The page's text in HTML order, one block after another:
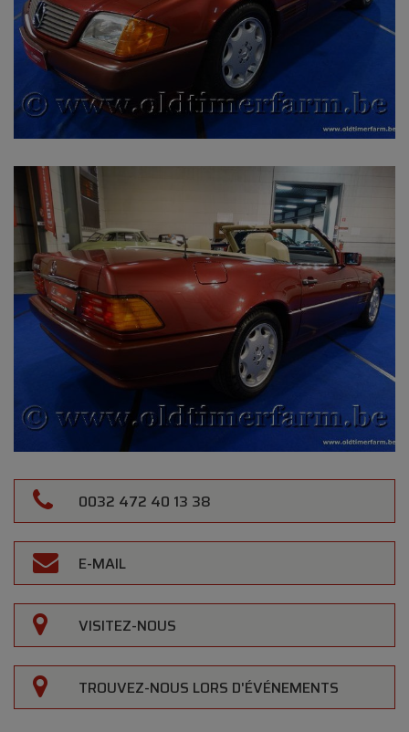
0032 472 40 13 38
E-MAIL
VISITEZ-NOUS
TROUVEZ-NOUS LORS D'ÉVÉNEMENTS